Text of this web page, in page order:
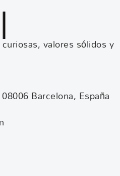
valores sólidos y
Barcelona, España